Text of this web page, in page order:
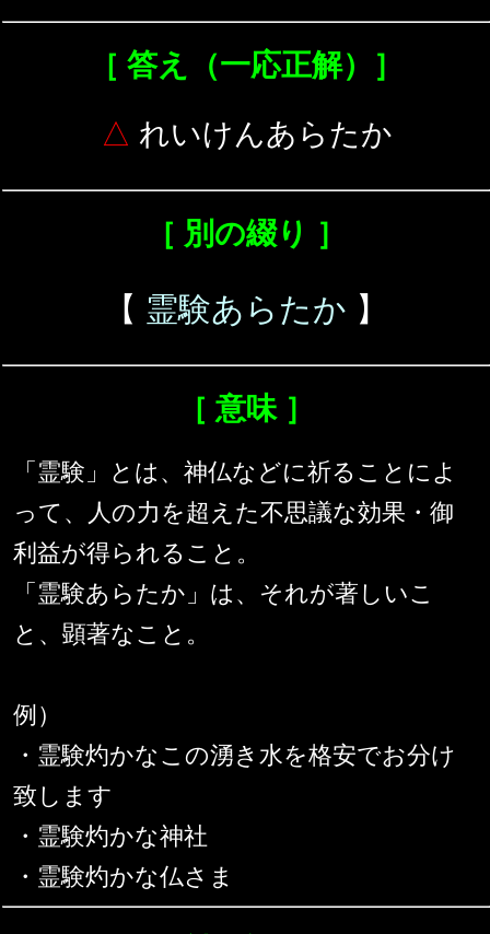
［ 答え（一応正解）］
△ れいけんあらたか
［ 別の綴り ］
【 霊験あらたか 】
［ 意味 ］
「霊験」とは、神仏などに祈ることによ
って、人の力を超えた不思議な効果・御
利益が得られること。
「霊験あらたか」は、それが著しいこ
と、顕著なこと。
例）
・霊験灼かなこの湧き水を格安でお分け
致します
・霊験灼かな神社
・霊験灼かな仏さま